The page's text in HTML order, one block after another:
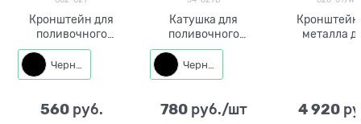
Кронштейн для
поливочного
шланга из металла
802-029
560 руб.
Катушка для
поливочного
шланга 54-629
металл
780 руб./шт
Кронштейн
металла
4 920